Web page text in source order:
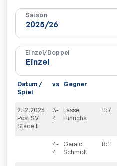
Saison
Einzel/Doppel
Datum /
Spiel
vs Gegner
2.12.2025
Post SV
Stade II
3-
4
Lasse
Hinrichs
11:7
4-
4
Gerald
Schmidt
8:11